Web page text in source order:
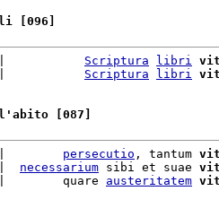
[096]
Scriptura libri
Scriptura libri
[087]
persecutio , tantum
necessarium sibi et suae
quare
austeritatem